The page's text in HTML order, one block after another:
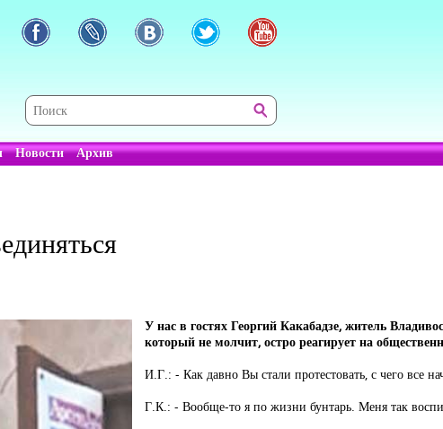
Новости Архив
У нас в гостях Георгий Какабадзе, житель
который не молчит, остро реагирует на
И.Г.: - Как давно Вы стали протестовать, с чего все
Г.К.: - Вообще-то я по жизни бунтарь. Меня так